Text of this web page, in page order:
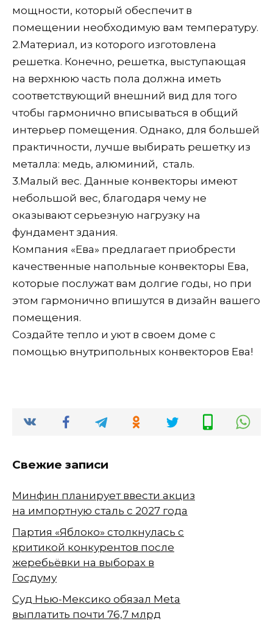
мощности, который обеспечит в
помещении необходимую вам температуру.
2.Материал, из которого изготовлена
решетка. Конечно, решетка, выступающая
на верхнюю часть пола должна иметь
соответствующий внешний вид для того
чтобы гармонично вписываться в общий
интерьер помещения. Однако, для большей
практичности, лучше выбирать решетку из
металла: медь, алюминий, сталь.
3.Малый вес. Данные конвекторы имеют
небольшой вес, благодаря чему не
оказывают серьезную нагрузку на
фундамент здания.
Компания «Ева» предлагает приобрести
качественные напольные конвекторы Ева,
которые послужат вам долгие годы, но при
этом гармонично впишутся в дизайн вашего
помещения.
Создайте тепло и уют в своем доме с
помощью внутрипольных конвекторов Ева!
Свежие записи
Минфин планирует ввести акциз
на импортную сталь с 2027 года
Партия «Яблоко» столкнулась с
критикой конкурентов после
жеребьёвки на выборах в
Госдуму
Суд Нью-Мексико обязал Meta
выплатить почти 76,7 млрд